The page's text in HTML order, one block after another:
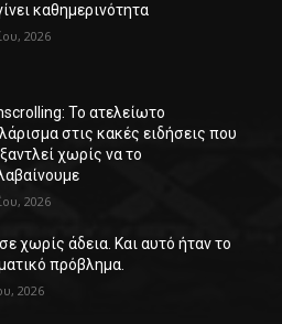
καθημερινότητα
2026
Το ατελείωτο
στις κακές ειδήσεις που
χωρίς να το
2026
χωρίς άδεια. Και αυτό ήταν το
πρόβλημα.
2026